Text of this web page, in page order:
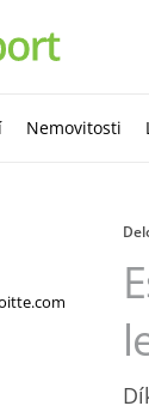
Nemovitosti